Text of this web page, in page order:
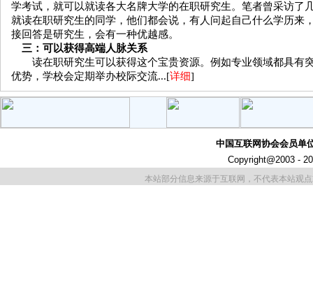
学考试，就可以就读各大名牌大学的在职研究生。笔者曾采访了
就读在职研究生的同学，他们都会说，有人问起自己什么学历来
接回答是研究生，会有一种优越感。
三：可以获得高端人脉关系
读在职研究生可以获得这个宝贵资源。例如专业领域都具有
优势，学校会定期举办校际交流...[详细]
中国互联网协会会员单
Copyright@2003 -
本站部分信息来源于互联网，不代表本站观